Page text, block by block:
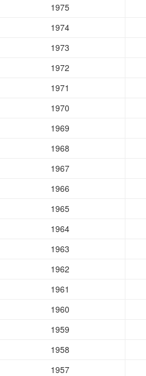
1975
1974
1973
1972
1971
1970
1969
1968
1967
1966
1965
1964
1963
1962
1961
1960
1959
1958
1957